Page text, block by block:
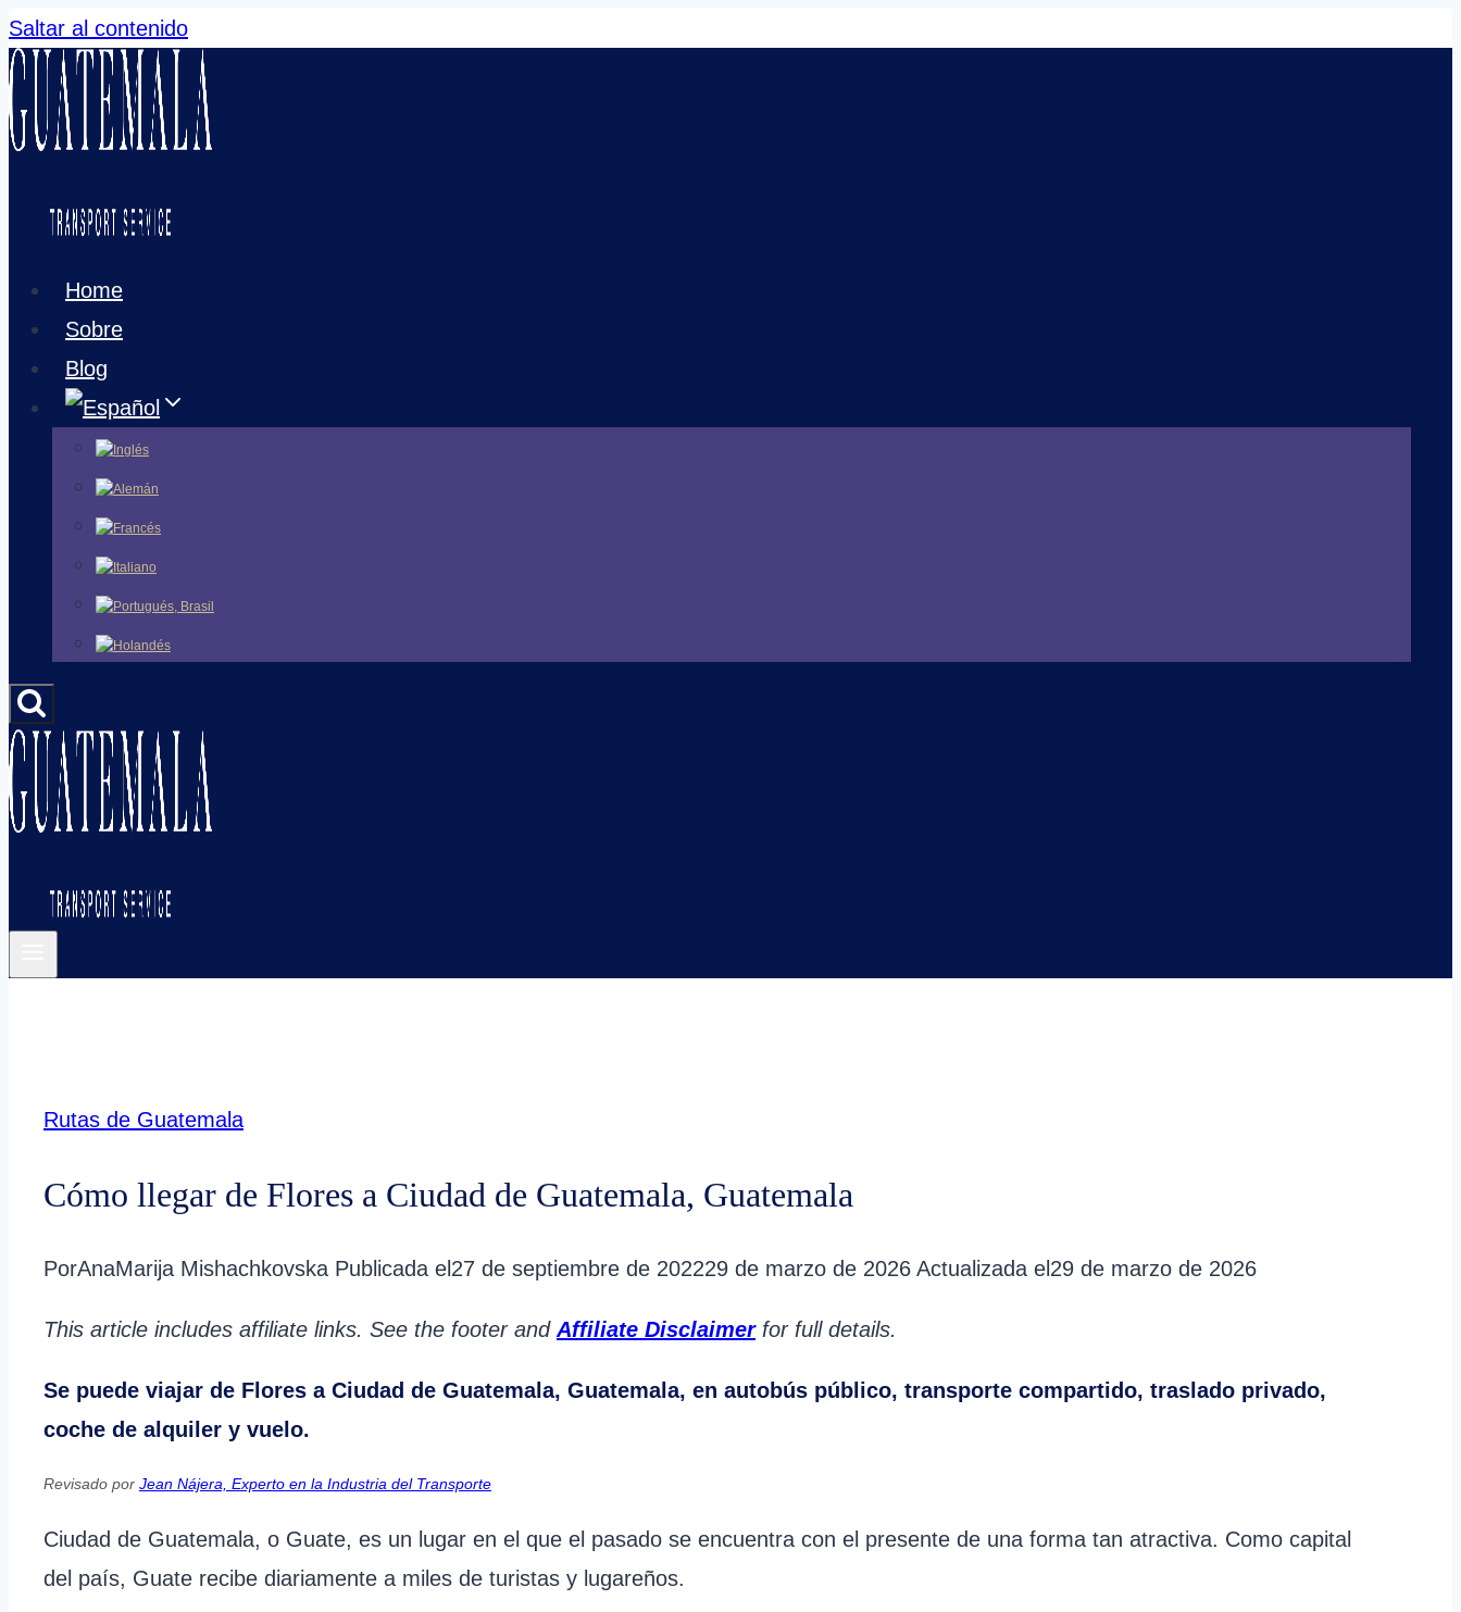
Saltar al contenido
Home
Sobre
Blog
Rutas de Guatemala
Cómo llegar de Flores a Ciudad de Guatemala, Guatemala
PorAnaMarija Mishachkovska Publicada el 27 de septiembre de 202229 de marzo de 2026 Actualizada el 29 de marzo de 2026
This article includes affiliate links. See the footer and Affiliate Disclaimerfor full details.
Se puede viajar de Flores a Ciudad de Guatemala, Guatemala, en autobús público, transporte compartido, traslado privado,
coche de alquiler y vuelo.
Revisado por Jean Nájera, Experto en la Industria del Transporte
Ciudad de Guatemala, o Guate, es un lugar en el que el pasado se encuentra con el presente de una forma tan atractiva. Como capital
del país, Guate recibe diariamente a miles de turistas y lugareños.